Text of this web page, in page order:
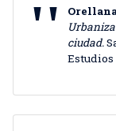
ciudad.
Estudios